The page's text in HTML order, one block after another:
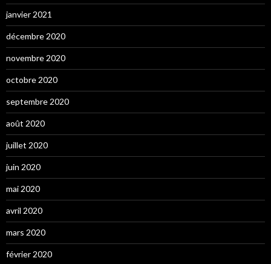
janvier 2021
décembre 2020
novembre 2020
octobre 2020
septembre 2020
août 2020
juillet 2020
juin 2020
mai 2020
avril 2020
mars 2020
février 2020